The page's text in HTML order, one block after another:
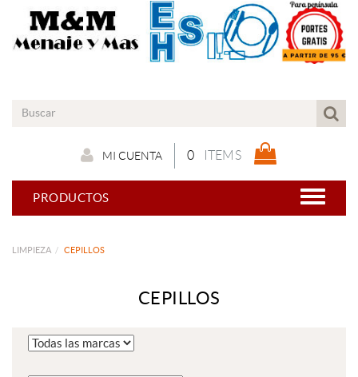
0 ITEMS
MI CUENTA
PRODUCTOS
LIMPIEZA CEPILLOS
CEPILLOS